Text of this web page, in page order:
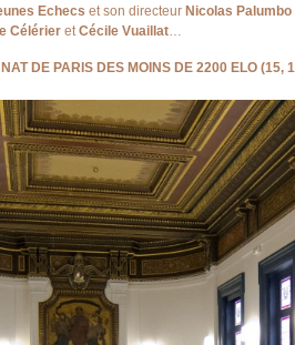
Echecs et son directeur Nicolas Palumbo
Célérier etCécile Vuaillat…
DE PARIS DES MOINS DE 2200 ELO (15,